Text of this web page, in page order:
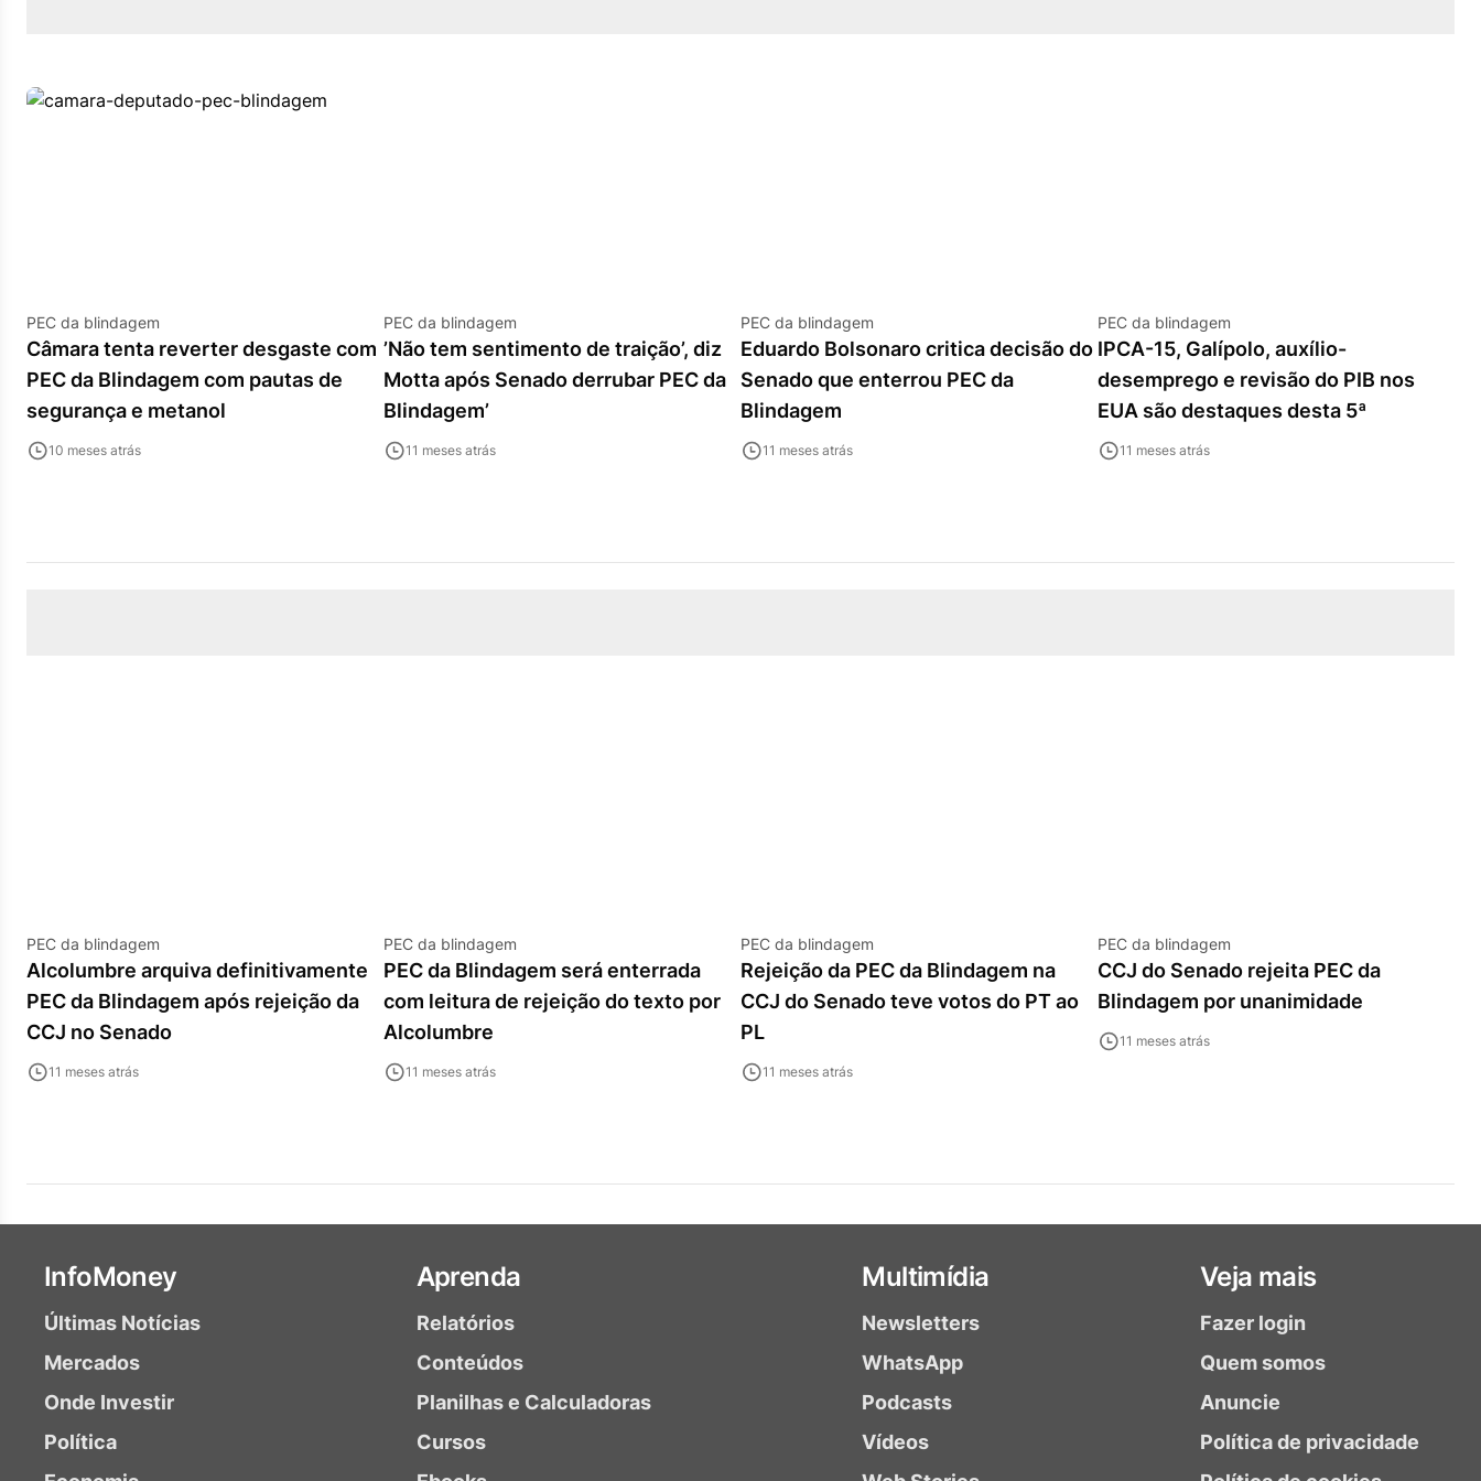
PEC da blindagem
Câmara tenta reverter desgaste com
PEC da Blindagem com pautas de
segurança e metanol
10 meses atrás
PEC da blindagem
’Não tem sentimento de traição’, diz
Motta após Senado derrubar PEC da
Blindagem’
11 meses atrás
PEC da blindagem
Eduardo Bolsonaro critica decisão do
Senado que enterrou PEC da
Blindagem
11 meses atrás
PEC da blindagem
IPCA-15, Galípolo, auxílio-
desemprego e revisão do PIB nos
EUA são destaques desta 5ª
11 meses atrás
PEC da blindagem
Alcolumbre arquiva definitivamente
PEC da Blindagem após rejeição da
CCJ no Senado
11 meses atrás
PEC da blindagem
PEC da Blindagem será enterrada
com leitura de rejeição do texto por
Alcolumbre
11 meses atrás
PEC da blindagem
Rejeição da PEC da Blindagem na
CCJ do Senado teve votos do PT ao
PL
11 meses atrás
PEC da blindagem
CCJ do Senado rejeita PEC da
Blindagem por unanimidade
11 meses atrás
InfoMoney
Últimas Notícias
Mercados
Onde Investir
Política
Aprenda
Relatórios
Conteúdos
Planilhas e Calculadoras
Cursos
Multimídia
Newsletters
WhatsApp
Podcasts
Vídeos
Veja mais
Fazer login
Quem somos
Anuncie
Política de privacidade